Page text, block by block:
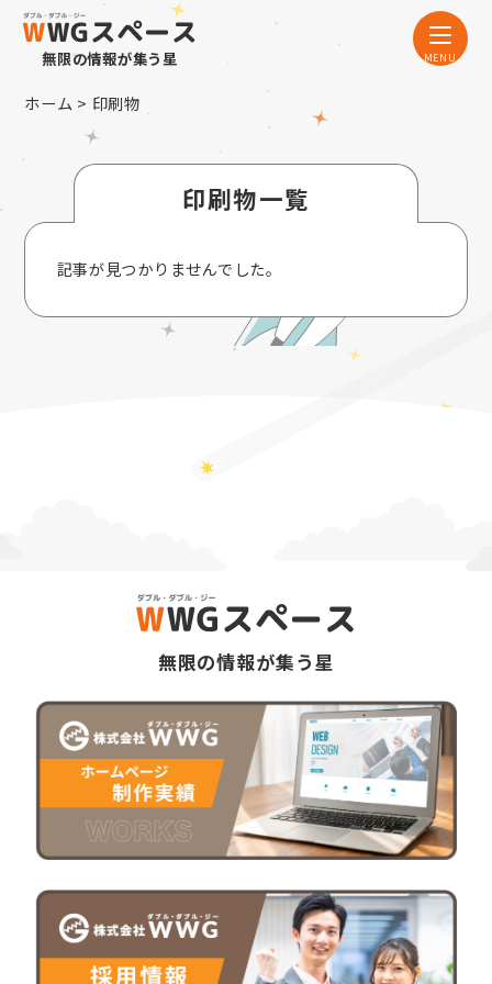
無限の情報が集う星
ホーム > 印刷物
印刷物一覧
記事が見つかりませんでした。
無限の情報が集う星